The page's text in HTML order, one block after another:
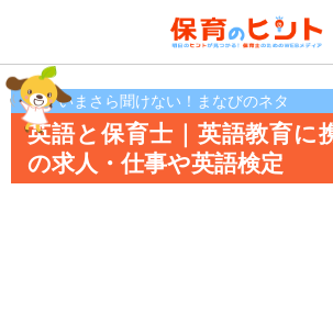
いまさら聞けない！まなびのネタ
英語と保育士｜英語教育に
の求人・仕事や英語検定